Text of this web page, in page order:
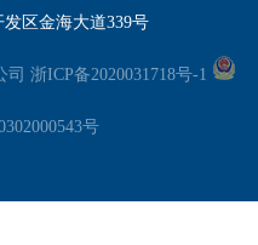
区金海大道339号
司 浙ICP备2020031718号-1
号